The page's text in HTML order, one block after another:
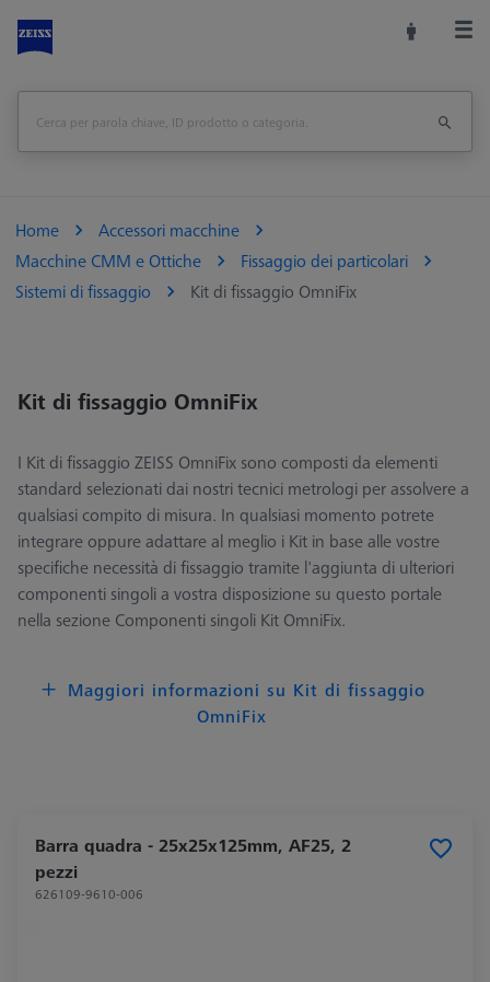
Home
Accessori macchine
Macchine CMM e Ottiche
Fissaggio dei particolari
Sistemi di fissaggio
Kit di fissaggio OmniFix
Kit di fissaggio OmniFix
I Kit di fissaggio ZEISS OmniFix sono composti da elementi
standard selezionati dai nostri tecnici metrologi per assolvere a
qualsiasi compito di misura. In qualsiasi momento potrete
integrare oppure adattare al meglio i Kit in base alle vostre
specifiche necessità di fissaggio tramite l'aggiunta di ulteriori
componenti singoli a vostra disposizione su questo portale
nella sezione Componenti singoli Kit OmniFix.
Maggiori informazioni su Kit di fissaggio
OmniFix
Barra quadra - 25x25x125mm, AF25, 2
pezzi
626109-9610-006